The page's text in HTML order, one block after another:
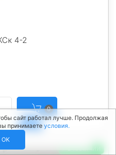
0
4-2
✅ В НАЛИЧИИ
сайт работал лучше. Продолжая
принимаете условия.
OK